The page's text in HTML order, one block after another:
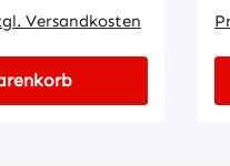
Versandkosten